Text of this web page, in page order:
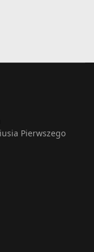
Pierwszego